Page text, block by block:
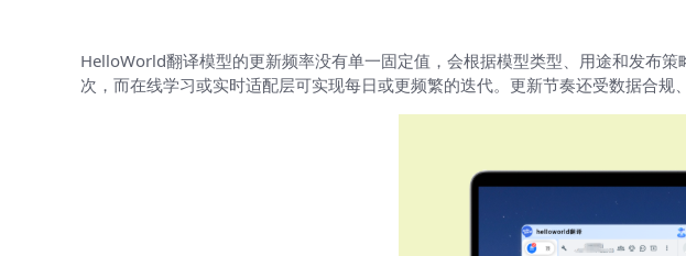
HelloWorld翻译模型的更新频率没有单一固定值，会根据模型类型、用途和发布
次，而在线学习或实时适配层可实现每日或更频繁的迭代。更新节奏还受数据合规